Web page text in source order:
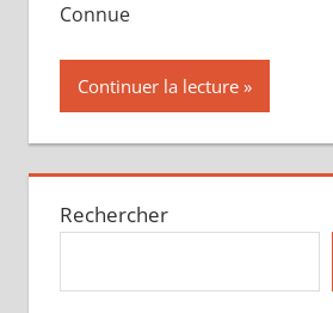
Connue
Continuer la lecture
Rechercher